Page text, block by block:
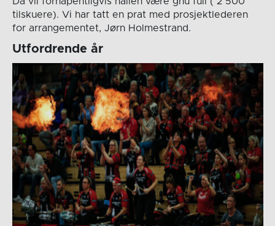
tilskuere). Vi har tatt en prat med prosjektlederen
for arrangementet, Jørn Holmestrand.
Utfordrende år